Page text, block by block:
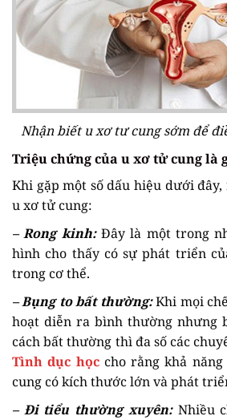
Nhận biết u xơ tư cung sớm để
Triệu chứng của u xơ tử cung là
Khi gặp một số dấu hiệu dưới
u xơ tử cung:
– Rong kinh:Đây là một trong
hình cho thấy có sự phát triển
trong cơ thể.
– Bụng to bất thường:Khi mọi
hoạt diễn ra bình thường nhưng
cách bất thường thì đa số các
Tình dục họccho rằng khả
cung có kích thước lớn và phát
– Đi tiểu thường xuyên:Nhiều